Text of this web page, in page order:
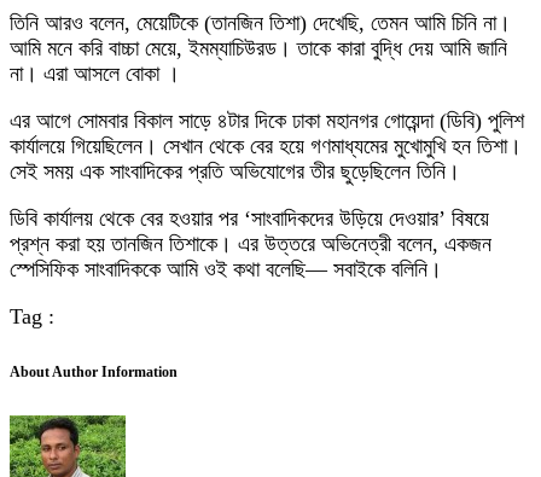
তিনি আরও বলেন, মেয়েটিকে (তানজিন তিশা) দেখেছি, তেমন আমি চিনি না।
আমি মনে করি বাচ্চা মেয়ে, ইমম্যাচিউরড। তাকে কারা বুদ্ধি দেয় আমি জানি
না। এরা আসলে বোকা ।
এর আগে সোমবার বিকাল সাড়ে ৪টার দিকে ঢাকা মহানগর গোয়েন্দা (ডিবি) পুলিশ
কার্যালয়ে গিয়েছিলেন। সেখান থেকে বের হয়ে গণমাধ্যমের মুখোমুখি হন তিশা।
সেই সময় এক সাংবাদিকের প্রতি অভিযোগের তীর ছুড়েছিলেন তিনি।
ডিবি কার্যালয় থেকে বের হওয়ার পর ‘সাংবাদিকদের উড়িয়ে দেওয়ার’ বিষয়ে
প্রশ্ন করা হয় তানজিন তিশাকে। এর উত্তরে অভিনেত্রী বলেন, একজন
স্পেসিফিক সাংবাদিককে আমি ওই কথা বলেছি— সবাইকে বলিনি।
Tag :
About Author Information